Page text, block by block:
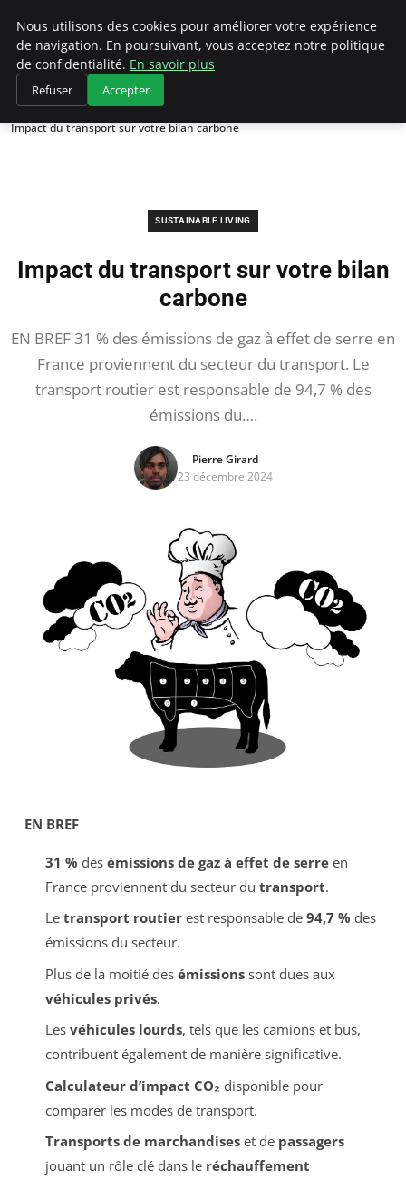
Climategatecountryclub.com
Accueil
Sustainable Living
Impact du transport sur votre bilan carbone
SUSTAINABLE LIVING
Impact du transport sur votre bilan
carbone
EN BREF 31 % des émissions de gaz à effet de serre en
France proviennent du secteur du transport. Le
transport routier est responsable de 94,7 % des
émissions du….
Pierre Girard
23 décembre 2024
EN BREF
31 % des émissions de gaz à effet de serreen
France proviennent du secteur du transport.
Le transport routierest responsable de 94,7 % des
émissions du secteur.
Plus de la moitié des émissionssont dues aux
véhicules privés.
Les véhicules lourds, tels que les camions et bus,
contribuent également de manière significative.
Calculateur d’impact CO₂ disponible pour
comparer les modes de transport.
Transports de marchandiseset de passagers
jouant un rôle clé dans le réchauffement
Nous utilisons des cookies pour améliorer votre expérience
de navigation. En poursuivant, vous acceptez notre politique
de confidentialité. En savoir plus
Refuser Accepter